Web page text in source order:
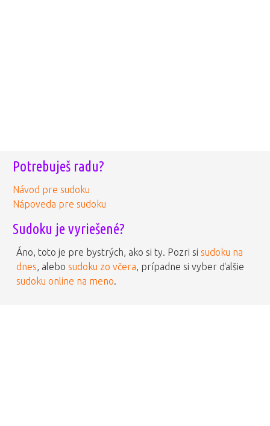
Potrebuješ radu?
Návod pre sudoku
Nápoveda pre sudoku
Sudoku je vyriešené?
Áno, toto je pre bystrých, ako si ty. Pozri si sudoku na
dnes , alebo sudoku zo včera , prípadne si vyber ďalšie
sudoku online na meno